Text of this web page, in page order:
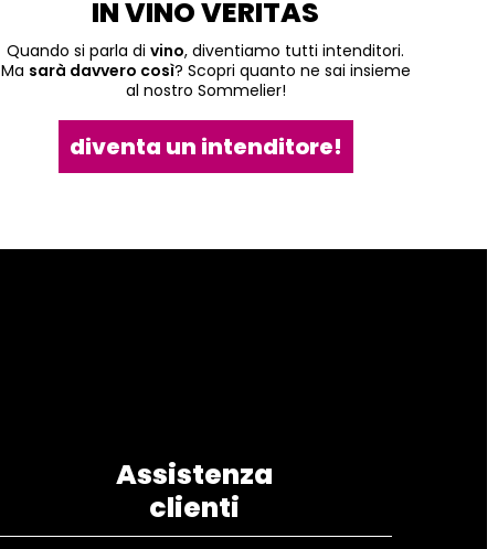
IN VINO VERITAS
Quando si parla divino, diventiamo tutti intenditori.
Ma sarà davvero così? Scopri quanto ne sai insieme
al nostro Sommelier!
diventa un intenditore!
Assistenza
clienti